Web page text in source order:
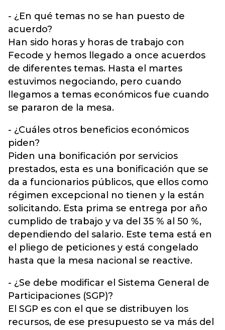
- ¿En qué temas no se han puesto de
acuerdo?
Han sido horas y horas de trabajo con
Fecode y hemos llegado a once acuerdos
de diferentes temas. Hasta el martes
estuvimos negociando, pero cuando
llegamos a temas económicos fue cuando
se pararon de la mesa.
- ¿Cuáles otros beneficios económicos
piden?
Piden una bonificación por servicios
prestados, esta es una bonificación que se
da a funcionarios públicos, que ellos como
régimen excepcional no tienen y la están
solicitando. Esta prima se entrega por año
cumplido de trabajo y va del 35 % al 50 %,
dependiendo del salario. Este tema está en
el pliego de peticiones y está congelado
hasta que la mesa nacional se reactive.
- ¿Se debe modificar el Sistema General de
Participaciones (SGP)?
El SGP es con el que se distribuyen los
recursos, de ese presupuesto se va más del